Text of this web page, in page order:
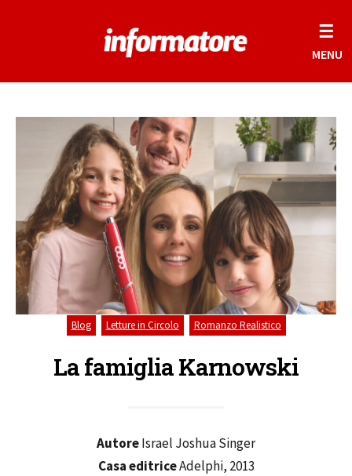
☰
MENU
Blog Letture in Circolo Romanzo Realistico
La famiglia Karnowski
AutoreIsrael Joshua Singer
Casa editriceAdelphi, 2013